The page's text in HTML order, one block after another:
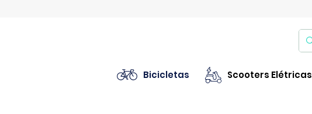
Scooters Elétricas
Bicicletas